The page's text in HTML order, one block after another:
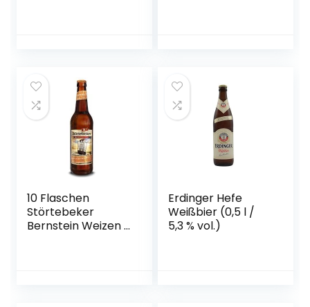
10 Flaschen
Störtebeker
Bernstein Weizen a
Erdinger Hefe
Weißbier (0,5 l /
5,3 % vol.)